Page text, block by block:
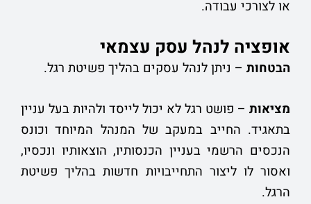
או לצורכי עבודה.
אופציה לנהל עסק עצמאי
הבטחות – ניתן לנהל עסקים בהליך פשיטת רגל.
מציאות – פושט רגל לא יכול לייסד ולהיות בעל עניין
בתאגיד. החייב במעקב של המנהל המיוחד וכונס
הנכסים הרשמי בעניין הכנסותיו, הוצאותיו ונכסיו,
ואסור לו ליצור התחייבויות חדשות בהליך פשיטת
הרגל.